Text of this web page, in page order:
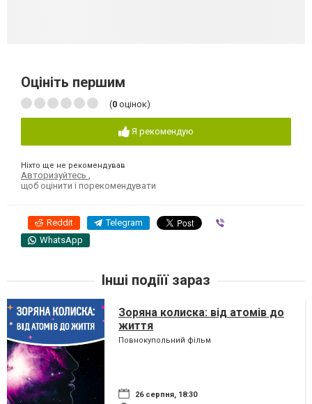
Оцініть першим
(0 оцінок)
Я рекомендую
Ніхто ще не рекомендував
Авторизуйтесь ,
щоб оцінити і порекомендувати
Reddit Telegram
WhatsApp
Інші подіїї зараз
Зоряна колиска: від атомів до
життя
Повнокупольний фільм
26 серпня, 18:30